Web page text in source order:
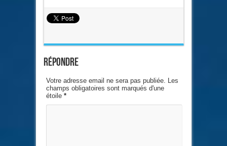
Répondre
Votre adresse email ne sera pas publiée. Les
champs obligatoires sont marqués d'une
étoile *